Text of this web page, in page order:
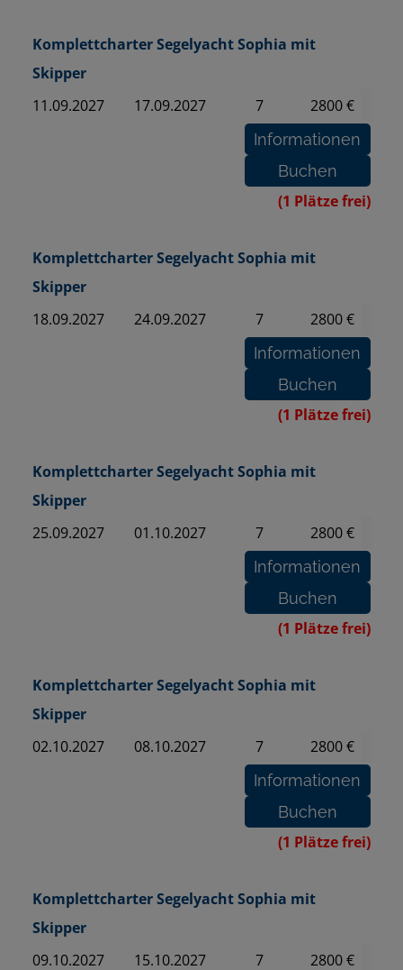
Komplettcharter Segelyacht Sophia mit
Skipper
11.09.2027
17.09.2027 7 2800 €
(1 Plätze frei)
Komplettcharter Segelyacht Sophia mit
Skipper
18.09.2027
24.09.2027 7 2800 €
(1 Plätze frei)
Komplettcharter Segelyacht Sophia mit
Skipper
25.09.2027
01.10.2027 7 2800 €
(1 Plätze frei)
Komplettcharter Segelyacht Sophia mit
Skipper
02.10.2027
08.10.2027 7 2800 €
(1 Plätze frei)
Komplettcharter Segelyacht Sophia mit
Skipper
09.10.2027
15.10.2027 7 2800 €